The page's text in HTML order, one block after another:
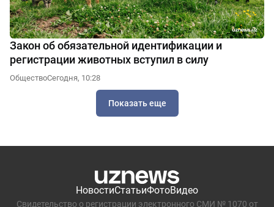
Закон об обязательной идентификации и
регистрации животных вступил в силу
ОбществоСегодня, 10:28
Показать еще
НовостиСтатьиФотоВидео
Свидетельство о регистрации электронного СМИ № 1070 от